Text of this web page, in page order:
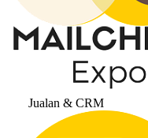
Jualan & CRM